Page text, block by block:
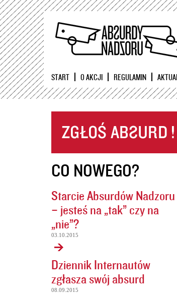
START O AKCJI REGULAMIN
CO NOWEGO?
Starcie Absurdów Nadzoru
– jesteś na „tak” czy na
„nie”?
03.10.2015
Dziennik Internautów
zgłasza swój absurd
08.09.2015